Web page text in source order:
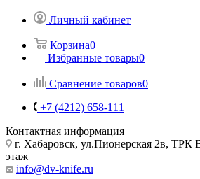
Личный кабинет
Корзина0
Избранные товары0
Сравнение товаров0
+7 (4212) 658-111
Контактная информация
г. Хабаровск, ул.Пионерская 2в,
этаж
info@dv-knife.ru